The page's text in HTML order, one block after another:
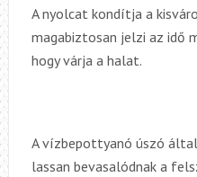
A nyolcat kondítja a
magabiztosan jelzi az idő
hogy várja a halat.
A vízbepottyanó úszó
lassan bevasalódnak a